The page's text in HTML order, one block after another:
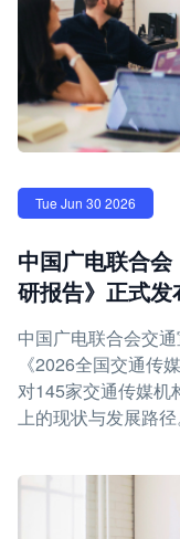
Tue Jun 30 2026
中国广电联合
研报告》正式发
中国广电联合会交
《2026全国交通传
对145家交通传媒机
上的现状与发展路径